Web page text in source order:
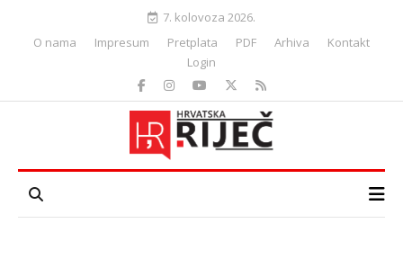
7. kolovoza 2026.
O nama
Impresum Pretplata PDF Arhiva
Kontakt
Login